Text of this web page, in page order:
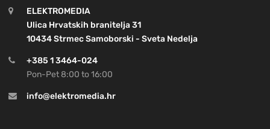
ELEKTROMEDIA
Ulica Hrvatskih branitelja 31
10434 Strmec Samoborski - Sveta Nedelja
+385 1 3464-024
Pon-Pet 8:00 to 16:00
info@elektromedia.hr